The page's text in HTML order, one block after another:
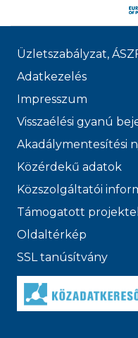
Üzletszabályzat,
Adatkezelés
Impresszum
Visszaélési gyanú
Akadálymentesítési
Közérdekű adatok
Közszolgáltatói
Támogatott
Oldaltérkép
SSL tanúsítvány